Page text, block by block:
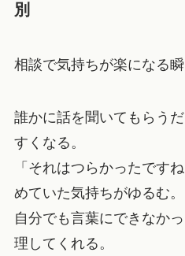
別
相談で気持ちが楽になる瞬
誰かに話を聞いてもらう
すくなる。
「それはつらかったです
めていた気持ちがゆるむ。
自分でも言葉にできなか
理してくれる。